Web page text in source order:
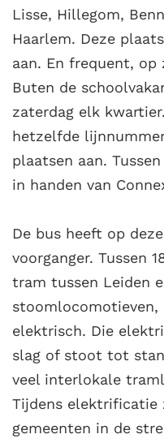
Lisse, Hillegom,
Haarlem. Deze
aan. En frequent,
Buten de
zaterdag elk
hetzelfde
plaatsen aan.
in handen van
De bus heeft op
voorganger. Tussen
tram tussen Leiden
stoomlocomotieven,
elektrisch. Die
slag of stoot tot
veel interlokale
Tijdens elektrificatie
gemeenten in de